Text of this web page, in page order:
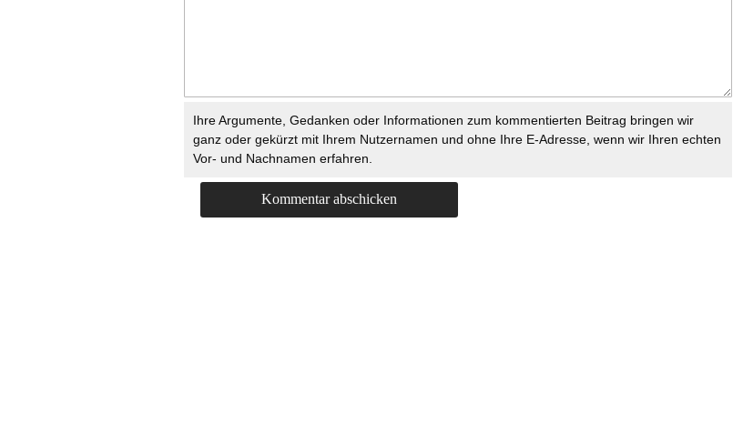
Ihre Argumente, Gedanken oder Informationen zum kommentierten Beitrag bringen wir
ganz oder gekürzt mit Ihrem Nutzernamen und ohne Ihre E-Adresse, wenn wir Ihren echten
Vor- und Nachnamen erfahren.